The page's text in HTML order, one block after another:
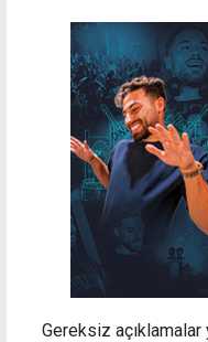
Gereksiz açıklamalar